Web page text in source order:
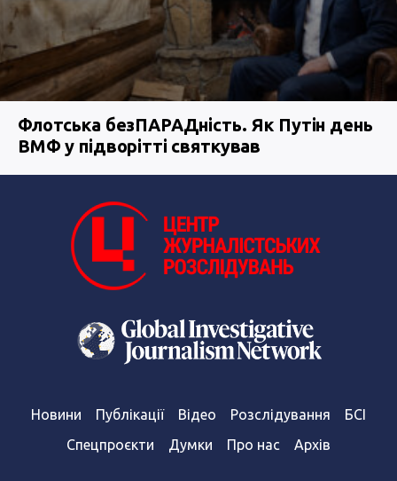
Флотська безПАРАДність. Як Путін день
ВМФ у підворітті святкував
Новини Публікації Відео Розслідування
БСІ
Спецпроєкти
Думки Про нас Архів